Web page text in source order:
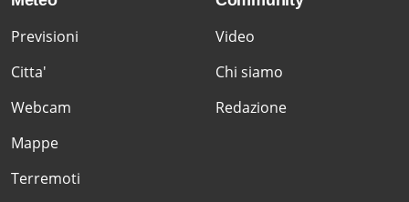
Previsioni
Citta'
Webcam
Mappe
Terremoti
Video
Chi siamo
Redazione